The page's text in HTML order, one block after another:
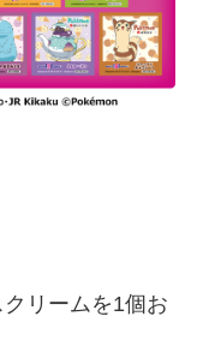
リームを1個お